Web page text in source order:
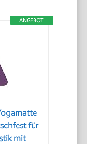
ANGEBOT
für
mit